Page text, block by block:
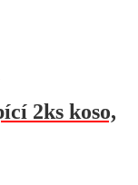
2ks koso,